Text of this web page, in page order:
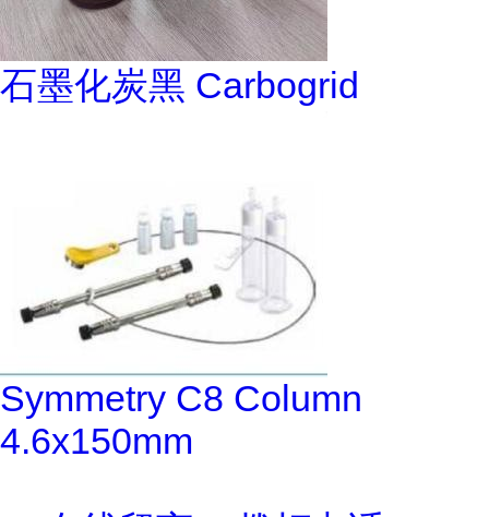
石墨化炭黑 Carbogrid
Symmetry C8 Column
4.6x150mm